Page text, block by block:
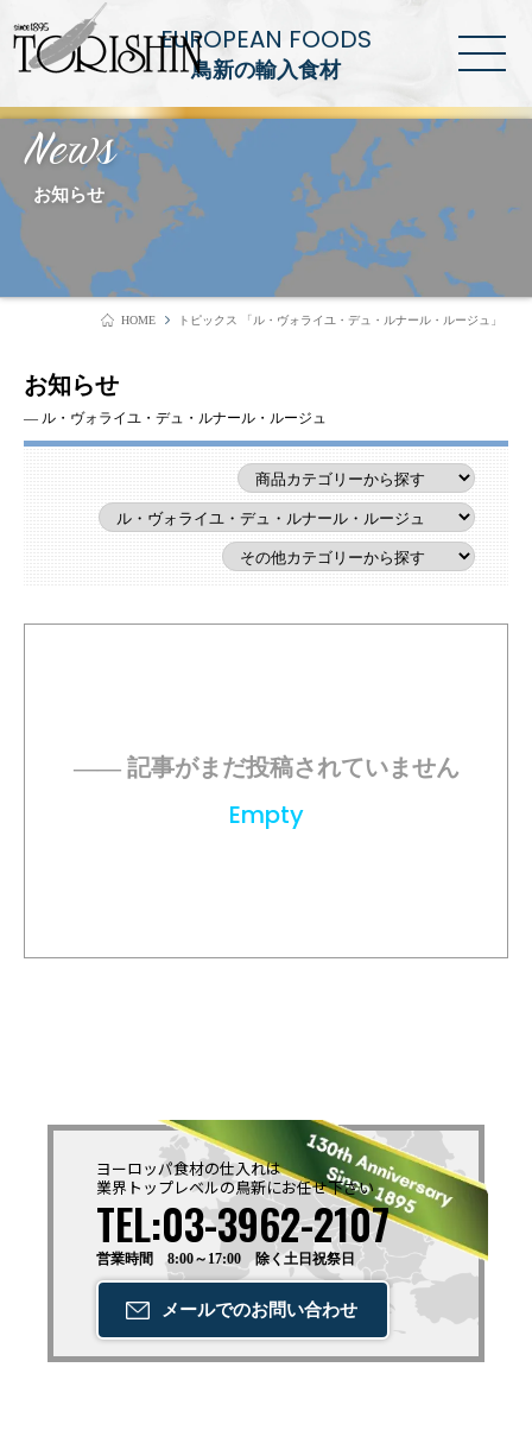
EUROPEAN FOODS
鳥新の輸入食材
News
お知らせ
HOME トピックス 「ル・ヴォライユ・デュ・ルナール・ルージュ」
お知らせ
― ル・ヴォライユ・デュ・ルナール・ルージュ
―― 記事がまだ投稿されていません
Empty
ヨーロッパ食材の仕入れは
業界トップレベルの鳥新にお任せ下さい
TEL:03-3962-2107
営業時間 8:00～17:00 除く土日祝祭日
メールでのお問い合わせ